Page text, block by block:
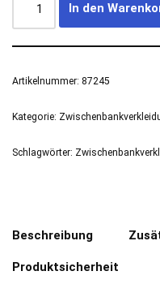
In den
Artikelnummer: 87245
Kategorie:
Schlagwörter:
Beschreibung
Produktsicherheit